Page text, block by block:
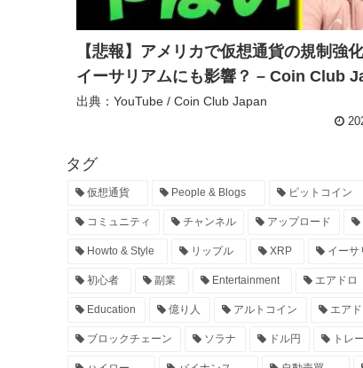
【悲報】アメリカで仮想通貨の規制強
イーサリアムにも影響？ – Coin Club
出典：YouTube / Coin Club Japan
タグ
仮想通貨 People & Blogs ビットコイン
コミュニティ チャンネル アップロード
Howto & Style リップル XRP イーサ
初心者 副業 Entertainment エアドロ
Education 億り人 アルトコイン エア
ブロックチェーン ソラナ ドル円 トレ